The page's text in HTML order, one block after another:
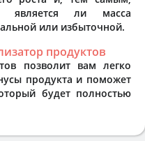
является ли масса
или избыточной.
продуктов
позволит вам легко
продукта и поможет
будет полностью